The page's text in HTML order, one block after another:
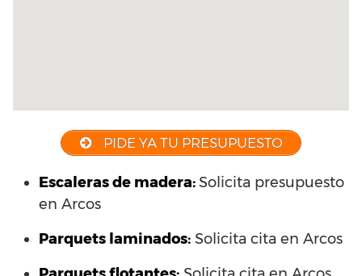
PIDE YA TU PRESUPUESTO
Escaleras de madera:Solicita presupuesto
en Arcos
Parquets laminados: Solicita cita en Arcos